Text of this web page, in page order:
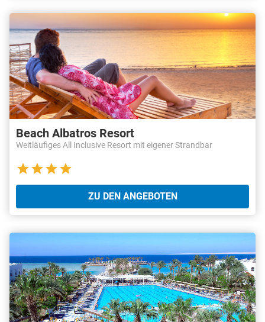
Beach Albatros Resort
Weitläufiges All Inclusive Resort mit eigener Strandbar
ZU DEN ANGEBOTEN